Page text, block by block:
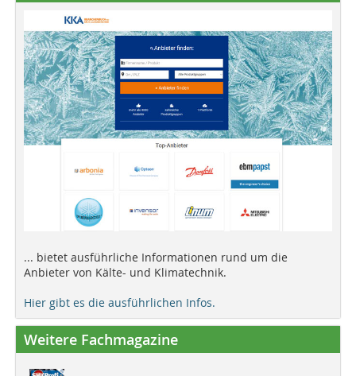
... bietet ausführliche Informationen rund um die
Anbieter von Kälte- und Klimatechnik.
Hier gibt es die ausführlichen Infos.
Weitere Fachmagazine